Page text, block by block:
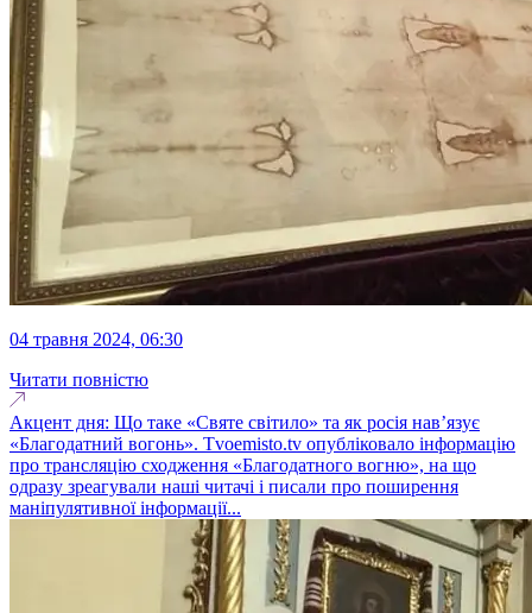
04 травня 2024, 06:30
Читати повністю
Акцент дня: Що таке «Святе світило» та як росія нав’язує
«Благодатний вогонь». Tvoemisto.tv опубліковало інформацію
про трансляцію сходження «Благодатного вогню», на що
одразу зреагували наші читачі і писали про поширення
маніпулятивної інформації...